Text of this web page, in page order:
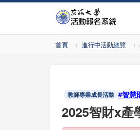
首頁 進行中活動總覽
教師專業成長活動 #智慧
2025智財x產